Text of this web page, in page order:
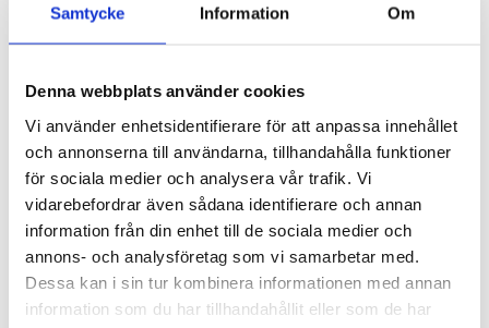
Samtycke Information Om
Denna webbplats använder cookies
Vi använder enhetsidentifierare för att anpassa innehållet
och annonserna till användarna, tillhandahålla funktioner
för sociala medier och analysera vår trafik. Vi
vidarebefordrar även sådana identifierare och annan
information från din enhet till de sociala medier och
annons- och analysföretag som vi samarbetar med.
Dessa kan i sin tur kombinera informationen med annan
information som du har tillhandahållit eller som de har
ODEKORERAD FILTHATT – H007
Logga in för att se pris
FILTKEPS
Logga in för att se pris